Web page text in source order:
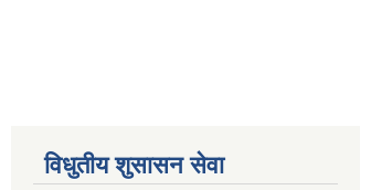
विधुतीय शुसासन सेवा